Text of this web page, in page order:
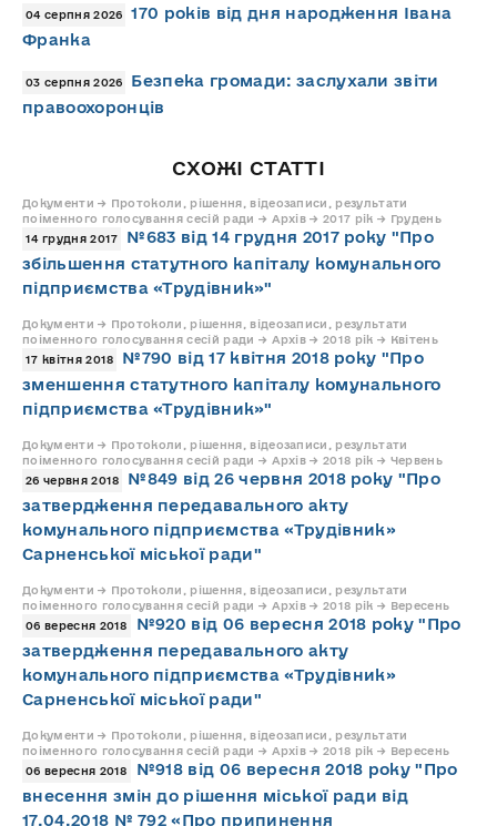
04 серпня 2026
170 років від дня народження Івана
Франка
03 серпня 2026
Безпека громади: заслухали звіти
правоохоронців
СХОЖІ СТАТТІ
Документи → Протоколи, рішення, відеозаписи, результати
поіменного голосування сесій ради → Архів → 2017 рік → Грудень
14 грудня 2017
№683 від 14 грудня 2017 року "Про
збільшення статутного капіталу комунального
підприємства «Трудівник»"
Документи → Протоколи, рішення, відеозаписи, результати
поіменного голосування сесій ради → Архів → 2018 рік → Квітень
17 квітня 2018
№790 від 17 квітня 2018 року "Про
зменшення статутного капіталу комунального
підприємства «Трудівник»"
Документи → Протоколи, рішення, відеозаписи, результати
поіменного голосування сесій ради → Архів → 2018 рік → Червень
26 червня 2018
№849 від 26 червня 2018 року "Про
затвердження передавального акту
комунального підприємства «Трудівник»
Сарненської міської ради"
Документи → Протоколи, рішення, відеозаписи, результати
поіменного голосування сесій ради → Архів → 2018 рік → Вересень
06 вересня 2018
№920 від 06 вересня 2018 року "Про
затвердження передавального акту
комунального підприємства «Трудівник»
Сарненської міської ради"
Документи → Протоколи, рішення, відеозаписи, результати
поіменного голосування сесій ради → Архів → 2018 рік → Вересень
06 вересня 2018
№918 від 06 вересня 2018 року "Про
внесення змін до рішення міської ради від
17.04.2018 № 792 «Про припинення